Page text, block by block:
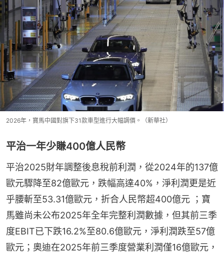
2026年，寶馬中國對旗下31款車型進行大幅調價。（新華社）
平治一年少賺400億人民幣
平治2025財年調整後息稅前利潤，從2024年的137億
歐元驟降至82億歐元，跌幅高達40%，淨利潤更是近
乎腰斬至53.31億歐元，折合人民幣超400億元 ；寶
馬雖尚未公布2025年全年完整利潤數據，但其前三季
度EBIT已下跌16.2%至80.6億歐元，淨利潤跌至57億
歐元；奧迪在2025年前三季度營業利潤僅16億歐元，